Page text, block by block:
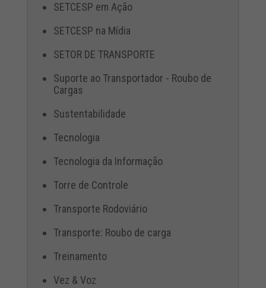
SETCESP em Ação
SETCESP na Mídia
SETOR DE TRANSPORTE
Suporte ao Transportador - Roubo de
Cargas
Sustentabilidade
Tecnologia
Tecnologia da Informação
Torre de Controle
Transporte Rodoviário
Transporte: Roubo de carga
Treinamento
Vez & Voz